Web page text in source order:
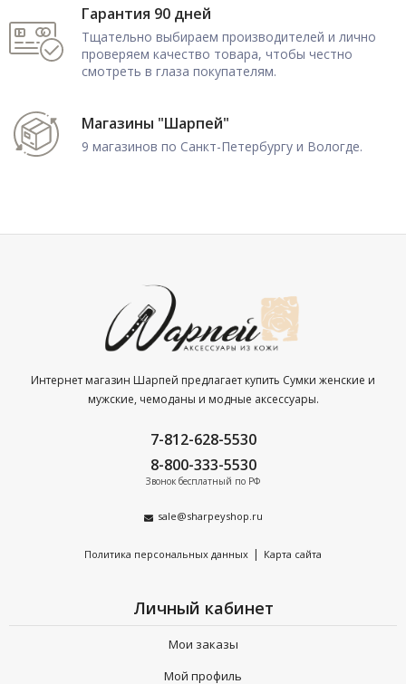
Гарантия 90 дней
Тщательно выбираем производителей и лично
проверяем качество товара, чтобы честно
смотреть в глаза покупателям.
Магазины "Шарпей"
9 магазинов по Санкт-Петербургу и Вологде.
Интернет магазин Шарпей предлагает купить Сумки женские и
мужские, чемоданы и модные аксессуары.
7-812-628-5530
8-800-333-5530
Звонок бесплатный по РФ
sale@sharpeyshop.ru
Политика персональных данных | Карта сайта
Личный кабинет
Мои заказы
Мой профиль